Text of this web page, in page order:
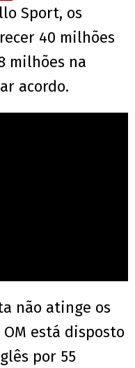
Sport, os
40 milhões
milhões na
acordo.
não atinge os
OM está disposto
por 55